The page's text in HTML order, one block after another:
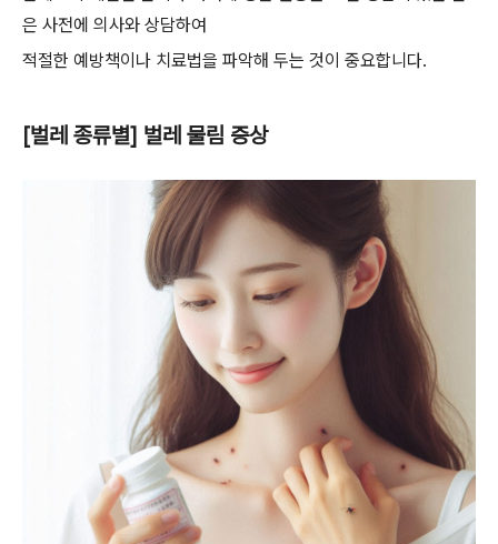
은 사전에 의사와 상담하여
적절한 예방책이나 치료법을 파악해 두는 것이 중요합니다.
[벌레 종류별] 벌레 물림 증상